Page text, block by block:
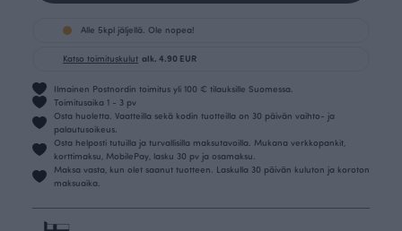
Alle 5kpl jäljellä. Ole nopea!
Katso toimituskulut alk. 4.90 EUR
Ilmainen Postnordin toimitus yli 100 € tilauksille Suomessa.
Toimitusaika 1 - 3 pv
Osta huoletta. Vaatteilla sekä kodin tuotteilla on 30 päivän vaihto- ja
palautusoikeus.
Osta helposti tutuilla ja turvallisilla maksutavoilla. Mukana verkkopankit,
korttimaksu, MobilePay, lasku 30 pv ja osamaksu.
Maksa vasta, kun olet saanut tuotteen. Laskulla 30 päivän kuluton ja koroton
maksuaika.